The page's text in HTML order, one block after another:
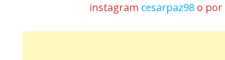
instagram cesarpaz98o por